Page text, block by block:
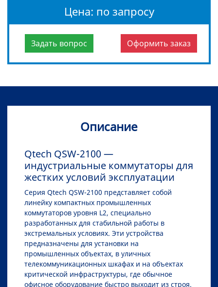
Цена: по запросу
Задать вопрос Оформить заказ
Описание
Qtech QSW-2100 —
индустриальные коммутаторы для
жестких условий эксплуатации
Серия Qtech QSW-2100 представляет собой
линейку компактных промышленных
коммутаторов уровня L2, специально
разработанных для стабильной работы в
экстремальных условиях. Эти устройства
предназначены для установки на
промышленных объектах, в уличных
телекоммуникационных шкафах и на объектах
критической инфраструктуры, где обычное
офисное оборудование быстро выходит из строя.